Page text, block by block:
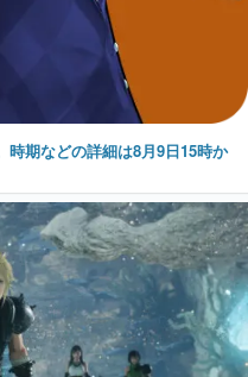
期などの詳細は8月9日15時か